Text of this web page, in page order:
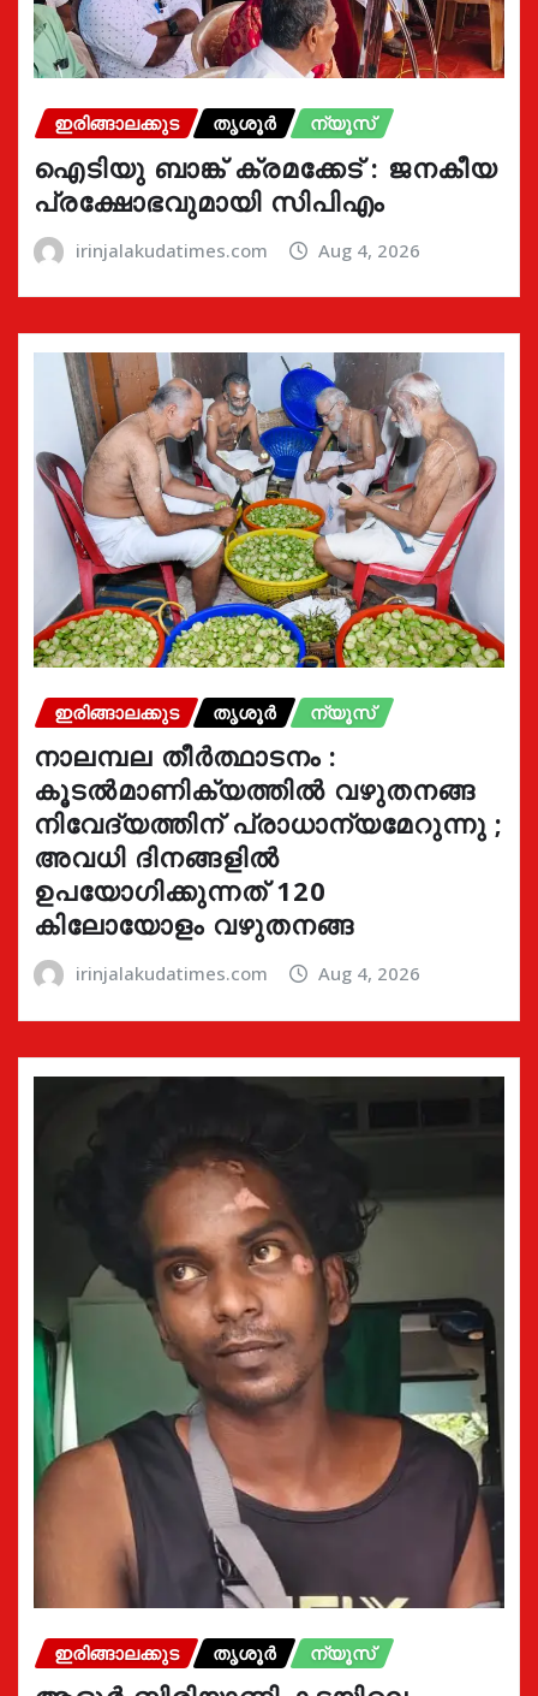
ഇരിങ്ങാലക്കുട തൃശൂർ ന്യൂസ്
ഐടിയു ബാങ്ക് ക്രമക്കേട് : ജനകീയ
പ്രക്ഷോഭവുമായി സിപിഎം
irinjalakudatimes.com Aug 4, 2026
ഇരിങ്ങാലക്കുട തൃശൂർ ന്യൂസ്
നാലമ്പല തീർത്ഥാടനം :
കൂടൽമാണിക്യത്തിൽ വഴുതനങ്ങ
നിവേദ്യത്തിന് പ്രാധാന്യമേറുന്നു ;
അവധി ദിനങ്ങളിൽ
ഉപയോഗിക്കുന്നത് 120
കിലോയോളം വഴുതനങ്ങ
irinjalakudatimes.com Aug 4, 2026
ഇരിങ്ങാലക്കുട തൃശൂർ ന്യൂസ്